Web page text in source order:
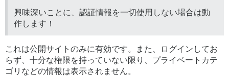
興味深いことに、認証情報を一切使用しない場合は動
作します！
これは公開サイトのみに有効です。また、ログインしてお
らず、十分な権限を持っていない限り、プライベートカテ
ゴリなどの情報は表示されません。